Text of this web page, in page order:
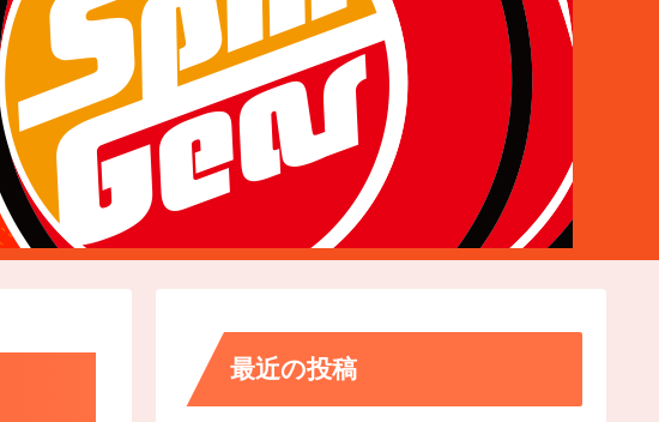
最近の投稿